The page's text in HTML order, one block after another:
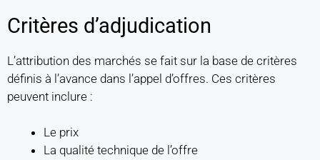
Critères d’adjudication
L’attribution des marchés se fait sur la base de critères
définis à l’avance dans l’appel d’offres. Ces critères
peuvent inclure :
Le prix
La qualité technique de l’offre